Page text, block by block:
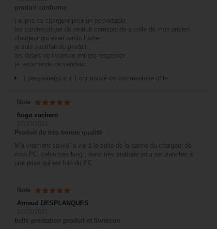
produit conforme
j ai pris ce chargeur pour un pc portable
les carateristique du produit coresponde a celle de mon ancien
chargeur qui avait rendu l ame.
je suis sastifait du produit .
les delais de livraison ont ete respecter .
je recomande ce vendeur.
1 personne(s) sur 1 ont trouvé ce commentaire utile.
Note
hugo zachero
Produit de très bonne qualité
M'a vraiment sauvé la vie à la suite de la panne du chargeur de
mon PC, cable trés long , donc très pratique pour se brancher à
une prise qui est loin du PC
Note
Arnaud DESPLANQUES
belle prestation produit et livraison